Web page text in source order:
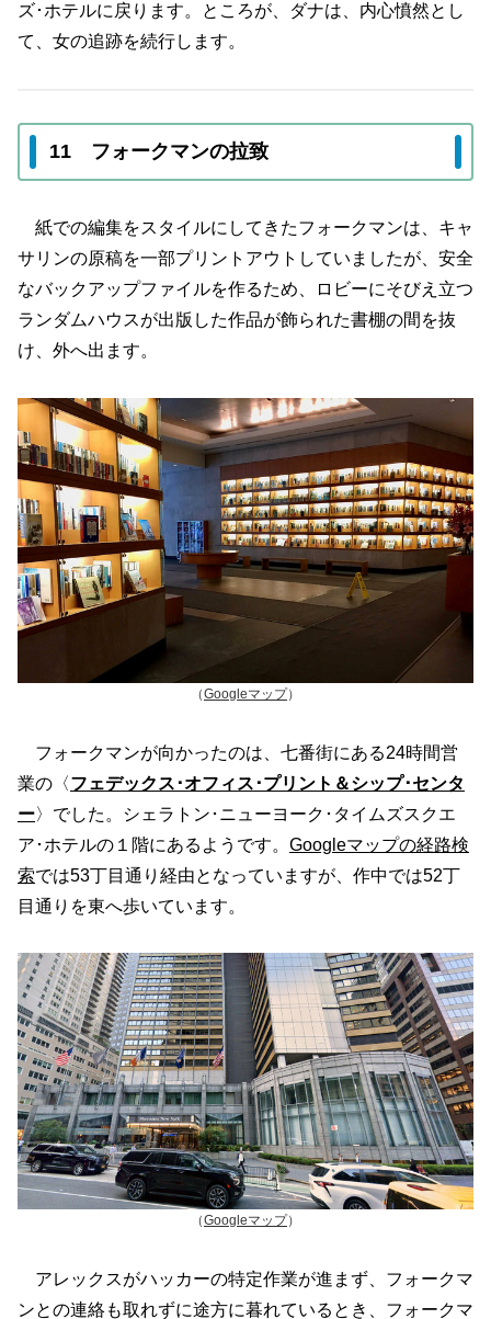
ズ･ホテルに戻ります。ところが、ダナは、内心憤然とし
て、女の追跡を続行します。
11 フォークマンの拉致
紙での編集をスタイルにしてきたフォークマンは、キャ
サリンの原稿を一部プリントアウトしていましたが、安全
なバックアップファイルを作るため、ロビーにそびえ立つ
ランダムハウスが出版した作品が飾られた書棚の間を抜
け、外へ出ます。
（Googleマップ）
フォークマンが向かったのは、七番街にある24時間営
業の〈フェデックス･オフィス･プリント＆シップ･センタ
ー〉でした。シェラトン･ニューヨーク･タイムズスクエ
ア･ホテルの１階にあるようです。 Googleマップの経路検
索では53丁目通り経由となっていますが、作中では52丁
目通りを東へ歩いています。
（Googleマップ）
アレックスがハッカーの特定作業が進まず、フォークマ
ンとの連絡も取れずに途方に暮れているとき、フォークマ